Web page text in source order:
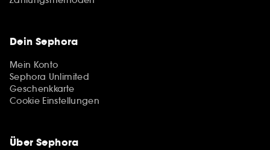
Dein Sephora
Mein Konto
Sephora Unlimited
Geschenkkarte
Cookie Einstellungen
Über Sephora